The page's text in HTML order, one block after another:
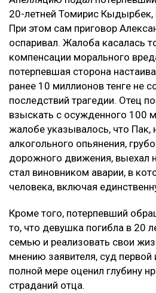
20-летней Томирис Кыдырбек,
При этом сам приговор
оспаривал. Жалоба касалась
компенсации морального
потерпевшая сторона
ранее 10 миллионов тенге не
последствий трагедии. Отец
взыскать с осужденного 100
жалобе указывалось, что Пак,
алкогольного опьянения,
дорожного движения, выехал
стал виновником аварии, в
человека, включая
Кроме того, потерпевший
то, что девушка погибла в 20
семью и реализовать свои
мнению заявителя, суд первой
полной мере оценил глубину
страданий отца.